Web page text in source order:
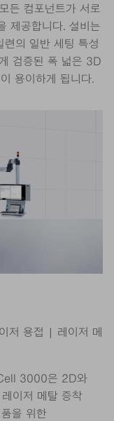
든 컴포넌트가 서로
제공합니다. 설비는
의 일반 세팅 특성
검증된 폭 넓은 3D
용이하게 됩니다.
저 용접 | 레이저 메
3000은 2D와
이저 메탈 증착
을 위한